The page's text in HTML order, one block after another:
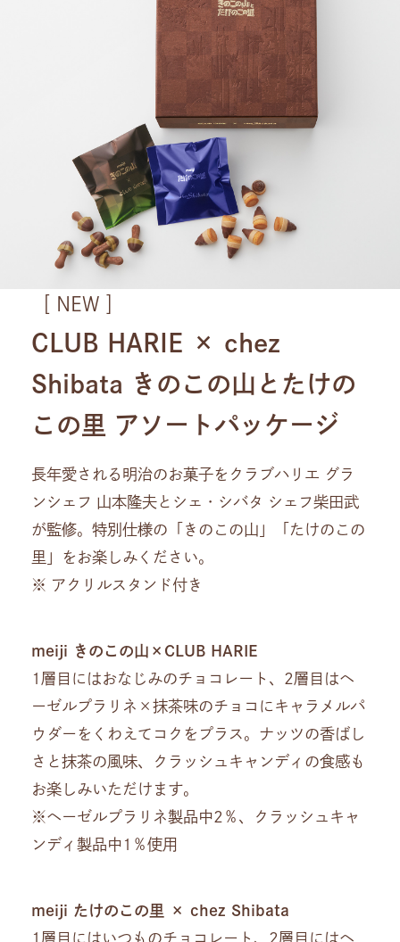
［ NEW ］
CLUB HARIE × chez
Shibata きのこの山とたけの
この里 アソートパッケージ
長年愛される明治のお菓子をクラブハリエ グラ
ンシェフ 山本隆夫とシェ・シバタ シェフ柴田武
が監修。特別仕様の「きのこの山」「たけのこの
里」をお楽しみください。
※ アクリルスタンド付き
meiji きのこの山×CLUB HARIE
1層目にはおなじみのチョコレート、2層目はヘ
ーゼルプラリネ×抹茶味のチョコにキャラメルパ
ウダーをくわえてコクをプラス。ナッツの香ばし
さと抹茶の風味、クラッシュキャンディの食感も
お楽しみいただけます。
※ヘーゼルプラリネ製品中2％、クラッシュキャ
ンディ製品中1％使用
meiji たけのこの里 × chez Shibata
1層目にはいつものチョコレート、2層目にはヘ